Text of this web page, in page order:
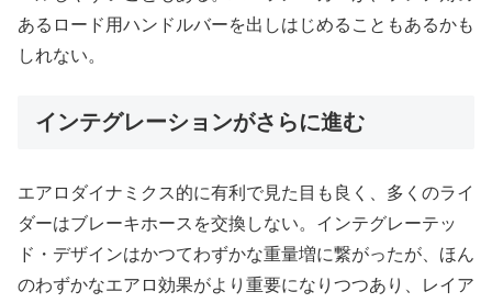
あるロード用ハンドルバーを出しはじめることもあるかも
しれない。
インテグレーションがさらに進む
エアロダイナミクス的に有利で見た目も良く、多くのライ
ダーはブレーキホースを交換しない。インテグレーテッ
ド・デザインはかつてわずかな重量増に繋がったが、ほん
のわずかなエアロ効果がより重要になりつつあり、レイア